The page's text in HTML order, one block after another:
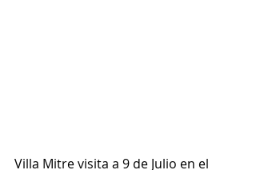
Villa Mitre visita a 9 de Julio en el